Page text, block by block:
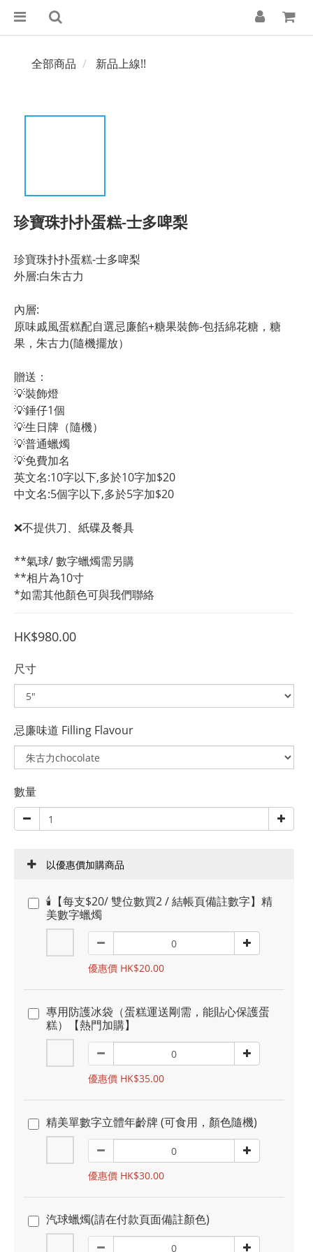
全部商品 新品上線!!
珍寶珠扑扑蛋糕-士多啤梨
珍寶珠扑扑蛋糕-士多啤梨
外層:白朱古力
內層:
原味戚風蛋糕配自選忌廉餡+糖果裝飾-包括綿花糖，糖
果，朱古力(隨機擺放）
贈送：
💡裝飾燈
💡錘仔1個
💡生日牌（隨機）
💡普通蠟燭
💡免費加名
英文名:10字以下,多於10字加$20
中文名:5個字以下,多於5字加$20
❌不提供刀、紙碟及餐具
**氣球/ 數字蠟燭需另購
**相片為10寸
*如需其他顏色可與我們聯絡
HK$980.00
尺寸
忌廉味道 Filling Flavour
數量
以優惠價加購商品
🕯️【每支$20/ 雙位數買2 / 結帳頁備註數字】精
美數字蠟燭
優惠價 HK$20.00
專用防護冰袋（蛋糕運送剛需，能貼心保護蛋
糕）【熱門加購】
優惠價 HK$35.00
精美單數字立體年齡牌 (可食用，顏色隨機)
優惠價 HK$30.00
汽球蠟燭(請在付款頁面備註顏色)